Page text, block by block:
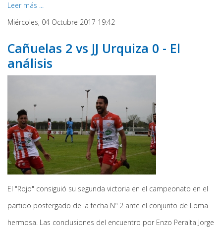
Leer más ...
Miércoles, 04 Octubre 2017 19:42
Cañuelas 2 vs JJ Urquiza 0 - El
análisis
El "Rojo" consiguió su segunda victoria en el campeonato en el
partido postergado de la fecha Nº 2 ante el conjunto de Loma
hermosa. Las conclusiones del encuentro por Enzo Peralta Jorge